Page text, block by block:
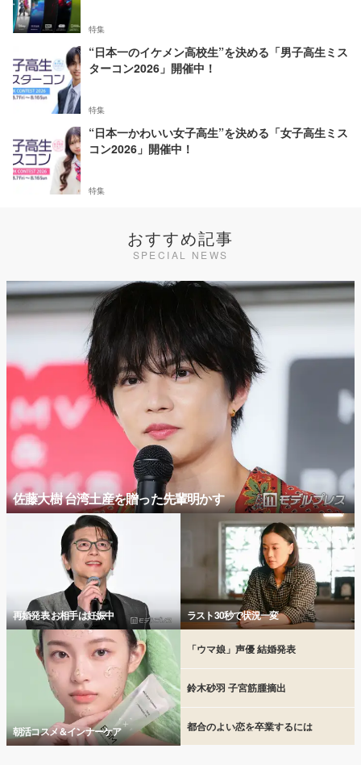
特集
“日本一のイケメン高校生”を決める「男子高生ミス
ターコン2026」開催中！
特集
“日本一かわいい女子高生”を決める「女子高生ミス
コン2026」開催中！
特集
おすすめ記事
SPECIAL NEWS
佐藤大樹 台湾土産を贈った先輩明かす
再婚発表 お相手は妊娠中 ラスト30秒で状況一変
朝活コスメ＆インナーケア
「ウマ娘」声優 結婚発表
鈴木砂羽 子宮筋腫摘出
都合のよい恋を卒業するには